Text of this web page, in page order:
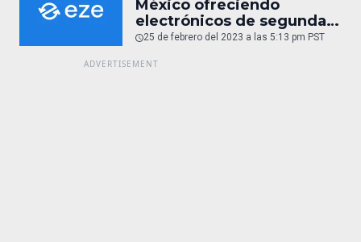
gama
México ofreciendo
electrónicos de segunda
mano y reacondicionados
25 de febrero del 2023 a las 5:13 pm PST